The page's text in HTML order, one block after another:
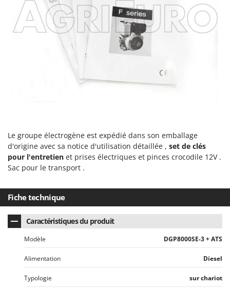
Le groupe électrogène est expédié dans son emballage
d'origine avec sa notice d'utilisation détaillée , set de clés
pour l'entretien et prises électriques et pinces crocodile 12V .
Sac pour le transport .
Fiche technique
Caractéristiques du produit
Modèle DGP8000SE-3 + ATS
Alimentation Diesel
Typologie sur chariot